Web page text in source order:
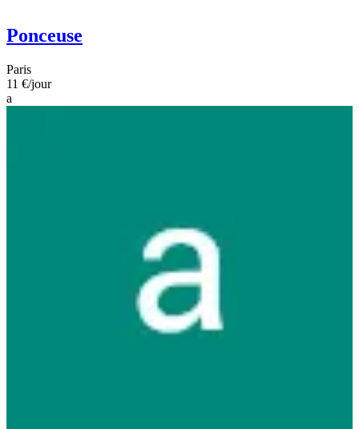
Ponceuse
Paris
11 €/jour
a